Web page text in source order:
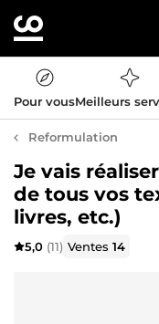
Pour vousMeilleurs
Reformulation
Je vais
de tous vos
livres, etc.)
5,0 (11) Ventes14